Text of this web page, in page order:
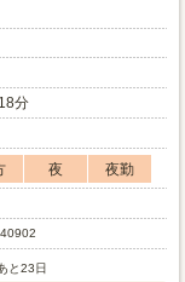
分
夜
夜勤
と23日